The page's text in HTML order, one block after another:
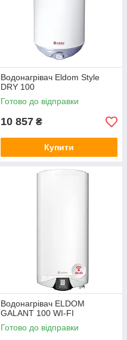
Водонагрівач Eldom Style
DRY 100
Готово до відправки
10 857 ₴
Купити
Водонагрівач ELDOM
GALANT 100 WI-FI
Готово до відправки